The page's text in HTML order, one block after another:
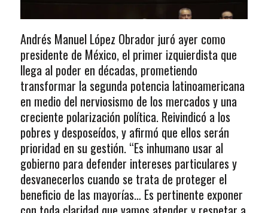
Andrés Manuel López Obrador juró ayer como
presidente de México, el primer izquierdista que
llega al poder en décadas, prometiendo
transformar la segunda potencia latinoamericana
en medio del nerviosismo de los mercados y una
creciente polarización política. Reivindicó a los
pobres y desposeídos, y afirmó que ellos serán
prioridad en su gestión. “Es inhumano usar al
gobierno para defender intereses particulares y
desvanecerlos cuando se trata de proteger el
beneficio de las mayorías… Es pertinente exponer